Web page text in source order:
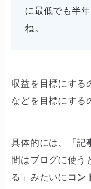
に最低でも半
ね。
収益を目標にする
などを目標にする
具体的には、「記
間はブログに使う
る」みたいに コン